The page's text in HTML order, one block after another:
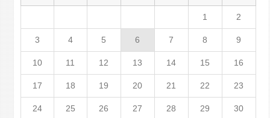
1 2
3 4 5 6 7 8 9
10 11 12 13 14 15 16
17 18 19 20 21 22 23
24 25 26 27 28 29 30